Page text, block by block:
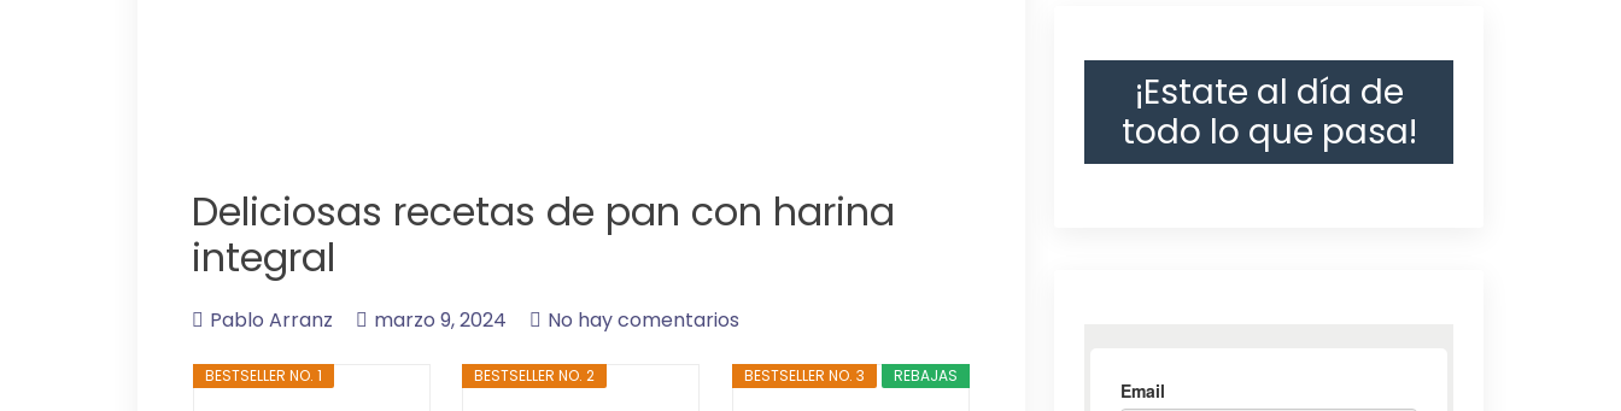
Deliciosas recetas de pan con harina
integral
Pablo Arranz marzo 9, 2024 No hay comentarios
BESTSELLER NO. 1 BESTSELLER NO. 2 REBAJAS
BESTSELLER NO. 3
¡Estate al día de
todo lo que pasa!